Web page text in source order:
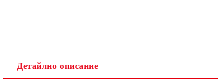
Детайлно описание